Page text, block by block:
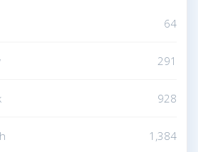
64
291
928
1,384